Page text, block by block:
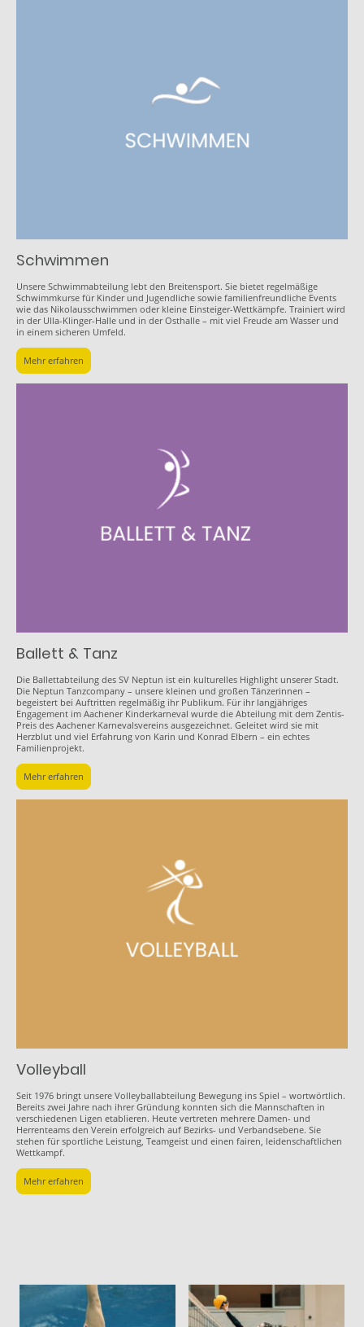
Schwimmen
Unsere Schwimmabteilung lebt den Breitensport. Sie bietet regelmäßige
Schwimmkurse für Kinder und Jugendliche sowie familienfreundliche Events
wie das Nikolausschwimmen oder kleine Einsteiger-Wettkämpfe. Trainiert wird
in der Ulla-Klinger-Halle und in der Osthalle – mit viel Freude am Wasser und
in einem sicheren Umfeld.
Mehr erfahren
Ballett & Tanz
Die Ballettabteilung des SV Neptun ist ein kulturelles Highlight unserer Stadt.
Die Neptun Tanzcompany – unsere kleinen und großen Tänzerinnen –
begeistert bei Auftritten regelmäßig ihr Publikum. Für ihr langjähriges
Engagement im Aachener Kinderkarneval wurde die Abteilung mit dem Zentis-
Preis des Aachener Karnevalsvereins ausgezeichnet. Geleitet wird sie mit
Herzblut und viel Erfahrung von Karin und Konrad Elbern – ein echtes
Familienprojekt.
Mehr erfahren
Volleyball
Seit 1976 bringt unsere Volleyballabteilung Bewegung ins Spiel – wortwörtlich.
Bereits zwei Jahre nach ihrer Gründung konnten sich die Mannschaften in
verschiedenen Ligen etablieren. Heute vertreten mehrere Damen- und
Herrenteams den Verein erfolgreich auf Bezirks- und Verbandsebene. Sie
stehen für sportliche Leistung, Teamgeist und einen fairen, leidenschaftlichen
Wettkampf.
Mehr erfahren